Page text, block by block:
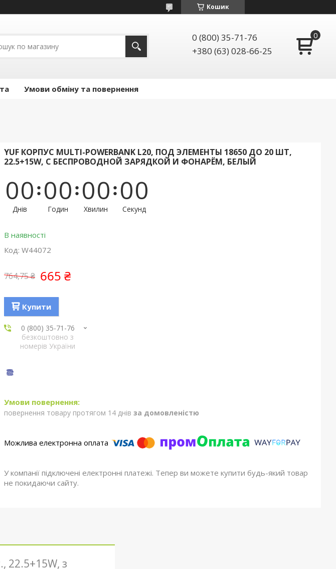
Кошик
0 (800) 35-71-76
+380 (63) 028-66-25
Умови обміну та повернення
YUF КОРПУС MULTI-POWERBANK L20, ПОД ЭЛЕМЕНТЫ 18650 ДО 20 ШТ,
22.5+15W, С БЕСПРОВОДНОЙ ЗАРЯДКОЙ И ФОНАРЁМ, БЕЛЫЙ
00
Днів
00
Годин
00
Хвилин
00
Секунд
В наявності
Код: W44072
764,75 ₴ 665 ₴
Купити
0 (800) 35-71-76
безкоштовно з
номерів України
повернення товару протягом 14 днів за домовленістю
У компанії підключені електронні платежі. Тепер ви можете купити будь-який товар
не покидаючи сайту.
22.5+15W, з